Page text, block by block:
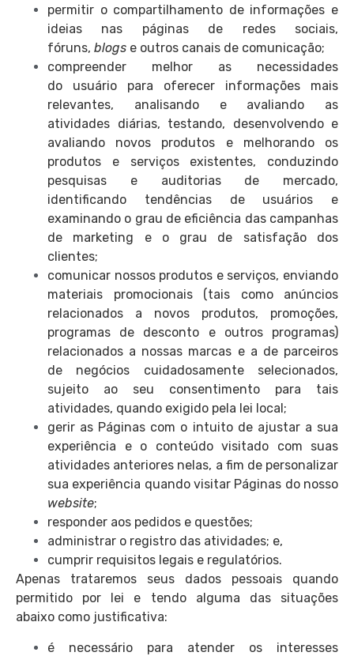
permitir o compartilhamento de informações e
ideias nas páginas de redes sociais,
fóruns, blogs e outros canais de comunicação;
compreender melhor as necessidades
do usuário para oferecer informações mais
relevantes, analisando e avaliando as
atividades diárias, testando, desenvolvendo e
avaliando novos produtos e melhorando os
produtos e serviços existentes, conduzindo
pesquisas e auditorias de mercado,
identificando tendências de usuários e
examinando o grau de eficiência das campanhas
de marketing e o grau de satisfação dos
clientes;
comunicar nossos produtos e serviços, enviando
materiais promocionais (tais como anúncios
relacionados a novos produtos, promoções,
programas de desconto e outros programas)
relacionados a nossas marcas e a de parceiros
de negócios cuidadosamente selecionados,
sujeito ao seu consentimento para tais
atividades, quando exigido pela lei local;
gerir as Páginas com o intuito de ajustar a sua
experiência e o conteúdo visitado com suas
atividades anteriores nelas, a fim de personalizar
sua experiência quando visitar Páginas do nosso
website;
responder aos pedidos e questões;
administrar o registro das atividades; e,
cumprir requisitos legais e regulatórios.
Apenas trataremos seus dados pessoais quando
permitido por lei e tendo alguma das situações
abaixo como justificativa:
é necessário para atender os interesses